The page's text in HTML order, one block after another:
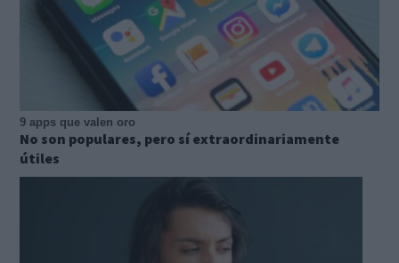
9 apps que valen oro
No son populares, pero sí extraordinariamente
útiles